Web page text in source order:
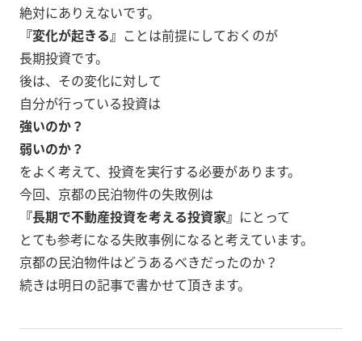
絶対にありえないです。
『変化が起きる』 ことは前提にしておくのが
長期投資です。
後は、その変化に対して
自分が行っている投資は
強いのか？
弱いのか？
をよく考えて、投資を実行する必要があります。
今回、京都の民泊物件の失敗例は
『長期で不動産投資を考える投資家』 にとって
とても参考になる失敗事例になると考えています。
京都の民泊物件はどうあるべきだったのか？
続きは明日の記事で書かせて頂きます。